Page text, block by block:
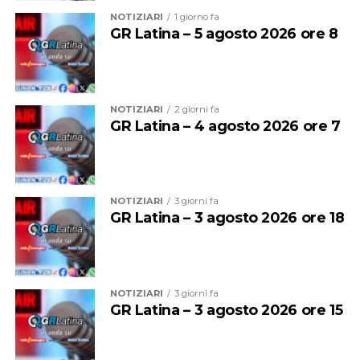
Audio
Player
00:00
NOTIZIARI 1 giorno fa
GR Latina – 5 agosto 2026 ore 8
NOTIZIARI 2 giorni fa
GR Latina – 4 agosto 2026 ore 7
NOTIZIARI 3 giorni fa
GR Latina – 3 agosto 2026 ore 18
NOTIZIARI 3 giorni fa
GR Latina – 3 agosto 2026 ore 15